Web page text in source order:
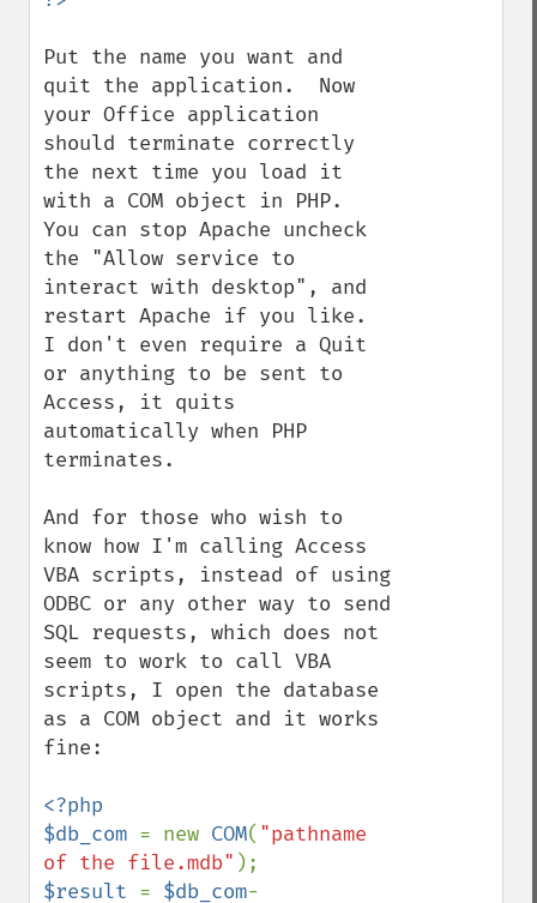
Put the name you want and
quit the application.  Now
your Office application
should terminate correctly
the next time you load it
with a COM object in PHP.
You can stop Apache uncheck
the "Allow service to
interact with desktop", and
restart Apache if you like.
I don't even require a Quit
or anything to be sent to
Access, it quits
automatically when PHP
terminates.
And for those who wish to
know how I'm calling Access
VBA scripts, instead of using
ODBC or any other way to send
SQL requests, which does not
seem to work to call VBA
scripts, I open the database
as a COM object and it works
fine:
<?php
$db_com = new COM( "pathname
of the file.mdb"
$result = $db_com-